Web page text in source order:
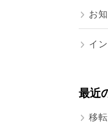
お
イ
最近
移